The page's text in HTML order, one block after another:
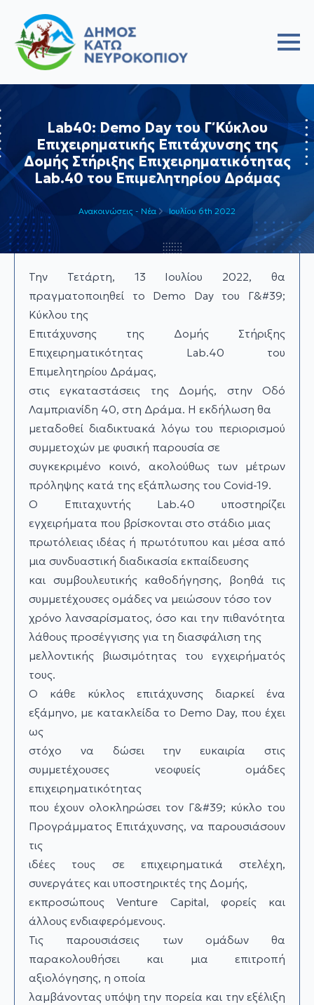
Lab40: Demo Day του Γ΄ Κύκλου
Επιχειρηματικής Επιτάχυνσης της
Δομής Στήριξης Επιχειρηματικότητας
Lab.40 του Επιμελητηρίου Δράμας
Ανακοινώσεις - Νέα Ιουλίου 6th 2022
Την Τετάρτη, 13 Ιουλίου 2022, θα
πραγματοποιηθεί το Demo Day του Γ&#39;
Κύκλου της
Επιτάχυνσης της Δομής Στήριξης
Επιχειρηματικότητας Lab.40 του
Επιμελητηρίου Δράμας,
στις εγκαταστάσεις της Δομής, στην Οδό
Λαμπριανίδη 40, στη Δράμα. Η εκδήλωση θα
μεταδοθεί διαδικτυακά λόγω του περιορισμού
συμμετοχών με φυσική παρουσία σε
συγκεκριμένο κοινό, ακολούθως των μέτρων
πρόληψης κατά της εξάπλωσης του Covid-19.
Ο Επιταχυντής Lab.40 υποστηρίζει
εγχειρήματα που βρίσκονται στο στάδιο μιας
πρωτόλειας ιδέας ή πρωτότυπου και μέσα από
μια συνδυαστική διαδικασία εκπαίδευσης
και συμβουλευτικής καθοδήγησης, βοηθά τις
συμμετέχουσες ομάδες να μειώσουν τόσο τον
χρόνο λανσαρίσματος, όσο και την πιθανότητα
λάθους προσέγγισης για τη διασφάλιση της
μελλοντικής βιωσιμότητας του εγχειρήματός
τους.
Ο κάθε κύκλος επιτάχυνσης διαρκεί ένα
εξάμηνο, με κατακλείδα το Demo Day, που έχει
ως
στόχο να δώσει την ευκαιρία στις
συμμετέχουσες νεοφυείς ομάδες
επιχειρηματικότητας
που έχουν ολοκληρώσει τον Γ&#39; κύκλο του
Προγράμματος Επιτάχυνσης, να παρουσιάσουν
τις
ιδέες τους σε επιχειρηματικά στελέχη,
συνεργάτες και υποστηρικτές της Δομής,
εκπροσώπους Venture Capital, φορείς και
άλλους ενδιαφερόμενους.
Τις παρουσιάσεις των ομάδων θα
παρακολουθήσει και μια επιτροπή
αξιολόγησης, η οποία
λαμβάνοντας υπόψη την πορεία και την εξέλιξη